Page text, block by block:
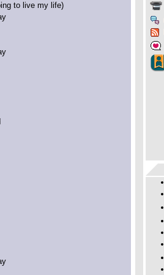
to live my life)